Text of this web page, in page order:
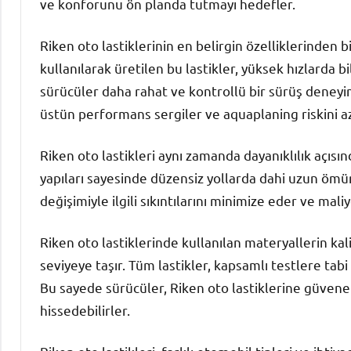
ve konforunu ön planda tutmayı hedefler.
Riken oto lastiklerinin en belirgin özelliklerinden
kullanılarak üretilen bu lastikler, yüksek hızlarda
sürücüler daha rahat ve kontrollü bir sürüş
üstün performans sergiler ve aquaplaning riskini
Riken oto lastikleri aynı zamanda dayanıklılık
yapıları sayesinde düzensiz yollarda dahi uzun
değişimiyle ilgili sıkıntılarını minimize eder ve
Riken oto lastiklerinde kullanılan materyallerin
seviyeye taşır. Tüm lastikler, kapsamlı testlere
Bu sayede sürücüler, Riken oto lastiklerine
hissedebilirler.